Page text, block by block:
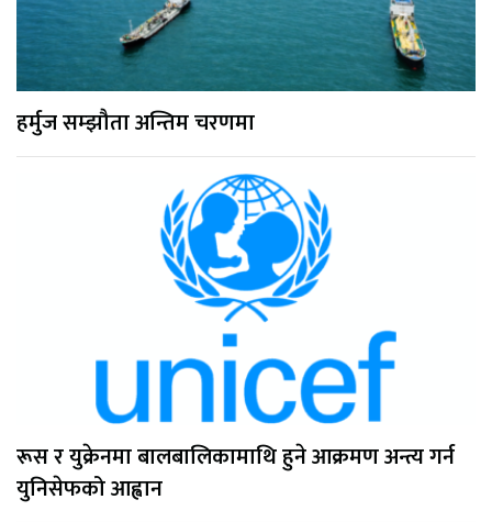
हर्मुज सम्झौता अन्तिम चरणमा
रूस र युक्रेनमा बालबालिकामाथि हुने आक्रमण अन्त्य गर्न
युनिसेफको आह्वान